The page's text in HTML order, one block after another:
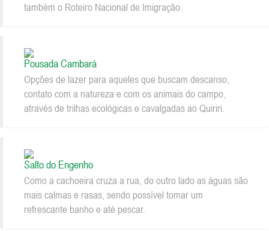
também o Roteiro Nacional de Imigração.
Pousada Cambará
Opções de lazer para aqueles que buscam descanso,
contato com a natureza e com os animais do campo,
através de trilhas ecológicas e cavalgadas ao Quiriri.
Salto do Engenho
Como a cachoeira cruza a rua, do outro lado as águas são
mais calmas e rasas, sendo possível tomar um
refrescante banho e até pescar.